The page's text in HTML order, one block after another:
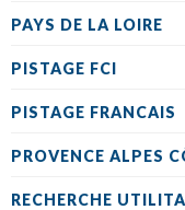
PAYS DE LA LOIRE
PISTAGE FCI
PISTAGE FRANCAIS
PROVENCE ALPES
RECHERCHE